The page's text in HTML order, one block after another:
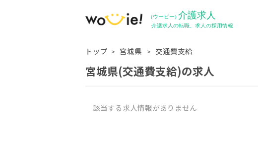
トップ 宮城県 交通費支給
宮城県(交通費支給)の求人
該当する求人情報がありません